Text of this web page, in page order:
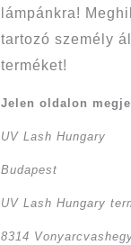
lámpánkra!
tartozó személy
terméket!
Jelen oldalon
UV Lash Hungary
Budapest
UV Lash Hungary
8314